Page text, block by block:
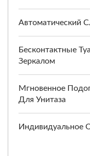
Автоматический
Бесконтактные
Зеркалом
Мгновенное
Для Унитаза
Индивидуальное